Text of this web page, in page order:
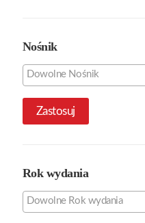
Nośnik
Zastosuj
Rok wydania